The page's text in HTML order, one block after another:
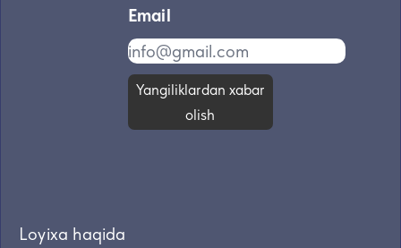
Email
Yangiliklardan xabar
olish
Loyixa haqida